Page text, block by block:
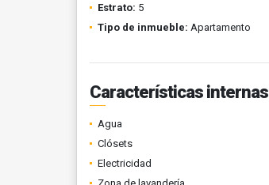
Estrato: 5
Tipo de inmueble: Apartamento
Características internas
Agua
Clósets
Electricidad